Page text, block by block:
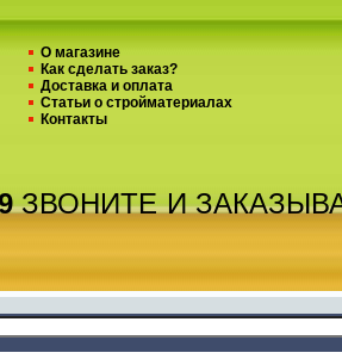
О магазине
Как сделать заказ?
Доставка и оплата
Статьи о стройматериалах
Контакты
ЗВОНИТЕ И